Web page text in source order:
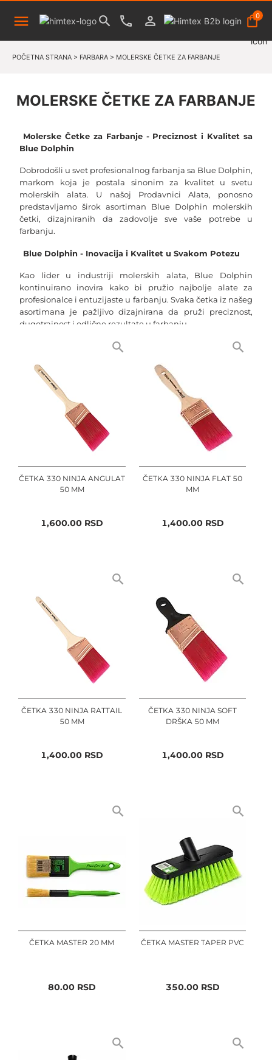
0
POČETNA STRANA > FARBARA > MOLERSKE ČETKE ZA FARBANJE
MOLERSKE ČETKE ZA FARBANJE
Molerske Četke za Farbanje - Preciznost i Kvalitet sa
Blue Dolphin
Dobrodošli u svet profesionalnog farbanja sa Blue Dolphin,
markom koja je postala sinonim za kvalitet u svetu
molerskih alata. U našoj Prodavnici Alata, ponosno
predstavljamo širok asortiman Blue Dolphin molerskih
četki, dizajniranih da zadovolje sve vaše potrebe u
farbanju.
Blue Dolphin - Inovacija i Kvalitet u Svakom Potezu
Kao lider u industriji molerskih alata, Blue Dolphin
kontinuirano inovira kako bi pružio najbolje alate za
profesionalce i entuzijaste u farbanju. Svaka četka iz našeg
asortimana je pažljivo dizajnirana da pruži preciznost,
dugotrajnost i odlične rezultate u farbanju.
Profesionalne Molerske Četke za Svaki Projekat
Bez obzira da li radite na velikim komercijalnim
projektima ili detaljnom farbanju u domu, naše
profesionalne molerske četke su savršen izbor. Od četki sa
prirodnim vlaknima, idealnih za glatke završne slojeve, do
četki sa sintetičkim vlaknima za otpornost na vlagu,
imamo sve što vam je potrebno.
Setovi Molerskih Četki - Sve na Jednom Mestu
Za one koji tek počinju ili žele da obnove svoj alatni set,
naši setovi molerskih četki nude izvanrednu vrednost.
projekta farbanja.
dizajnirane da pruže upravo to. Sa finim vrhovima i
za rad na teško dostupnim mestima i za stvaranje
preciznih linija.
Zaključak - Vaš Pouzdan Partner u Farbanju
Posetite našu Prodavnicu Alata i otkrijte zašto su Blue
Dolphin molerske četke prvi izbor među profesionalcima.
Sa našim alatima, svaki vaš potez će biti siguran i precizan,
ČETKA 330 NINJA ANGULAT
50 MM
1,600.00RSD
ČETKA 330 NINJA FLAT 50
MM
1,400.00RSD
ČETKA 330 NINJA RATTAIL
50 MM
1,400.00RSD
ČETKA 330 NINJA SOFT
DRŠKA 50 MM
1,400.00RSD
ČETKA MASTER 20 MM
80.00RSD
ČETKA MASTER TAPER PVC
350.00RSD